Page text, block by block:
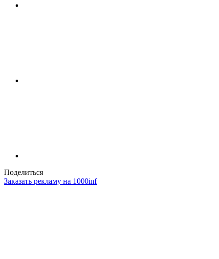
Поделиться
Заказать рекламу на 1000inf